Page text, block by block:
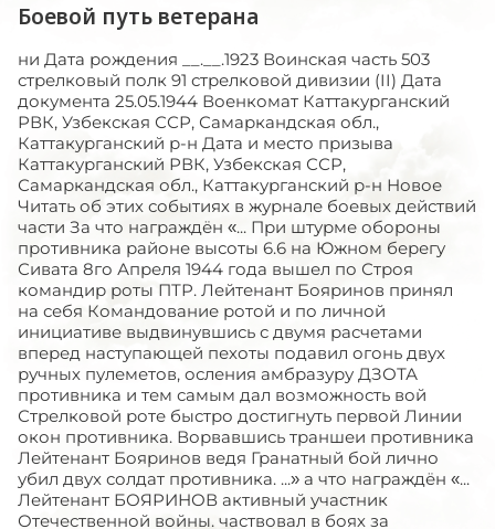
Боевой путь ветерана
ни Дата рождения __.__.1923 Воинская часть 503
стрелковый полк 91 стрелковой дивизии (II) Дата
документа 25.05.1944 Военкомат Каттакурганский
РВК, Узбекская ССР, Самаркандская обл.,
Каттакурганский р-н Дата и место призыва
Каттакурганский РВК, Узбекская ССР,
Самаркандская обл., Каттакурганский р-н Новое
Читать об этих событиях в журнале боевых действий
части За что награждён «... При штурме обороны
противника районе высоты 6.6 на Южном берегу
Сивата 8го Апреля 1944 года вышел по Строя
командир роты ПТР. Лейтенант Бояринов принял
на себя Командование ротой и по личной
инициативе выдвинувшись с двумя расчетами
вперед наступающей пехоты подавил огонь двух
ручных пулеметов, осления амбразуру ДЗОТА
противника и тем самым дал возможность вой
Стрелковой роте быстро достигнуть первой Линии
окон противника. Ворвавшись траншеи противника
Лейтенант Бояринов ведя Гранатный бой лично
убил двух солдат противника. ...» а что награждён «...
Лейтенант БОЯРИНОВ активный участник
Отечественной войны. частвовал в боях за